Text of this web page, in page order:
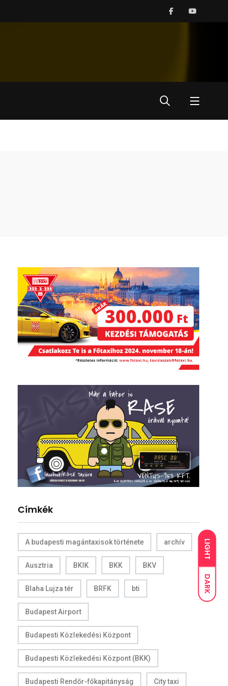
LIGHT
DARK
Címkék
A budapesti magántaxisok története archív
Ausztria BKIK BKK BKV
Blaha Lujza tér BRFK bti
Budapest Airport
Budapesti Közlekedési Központ
Budapesti Közlekedési Központ (BKK)
Budapesti Rendőr-főkapitányság City taxi